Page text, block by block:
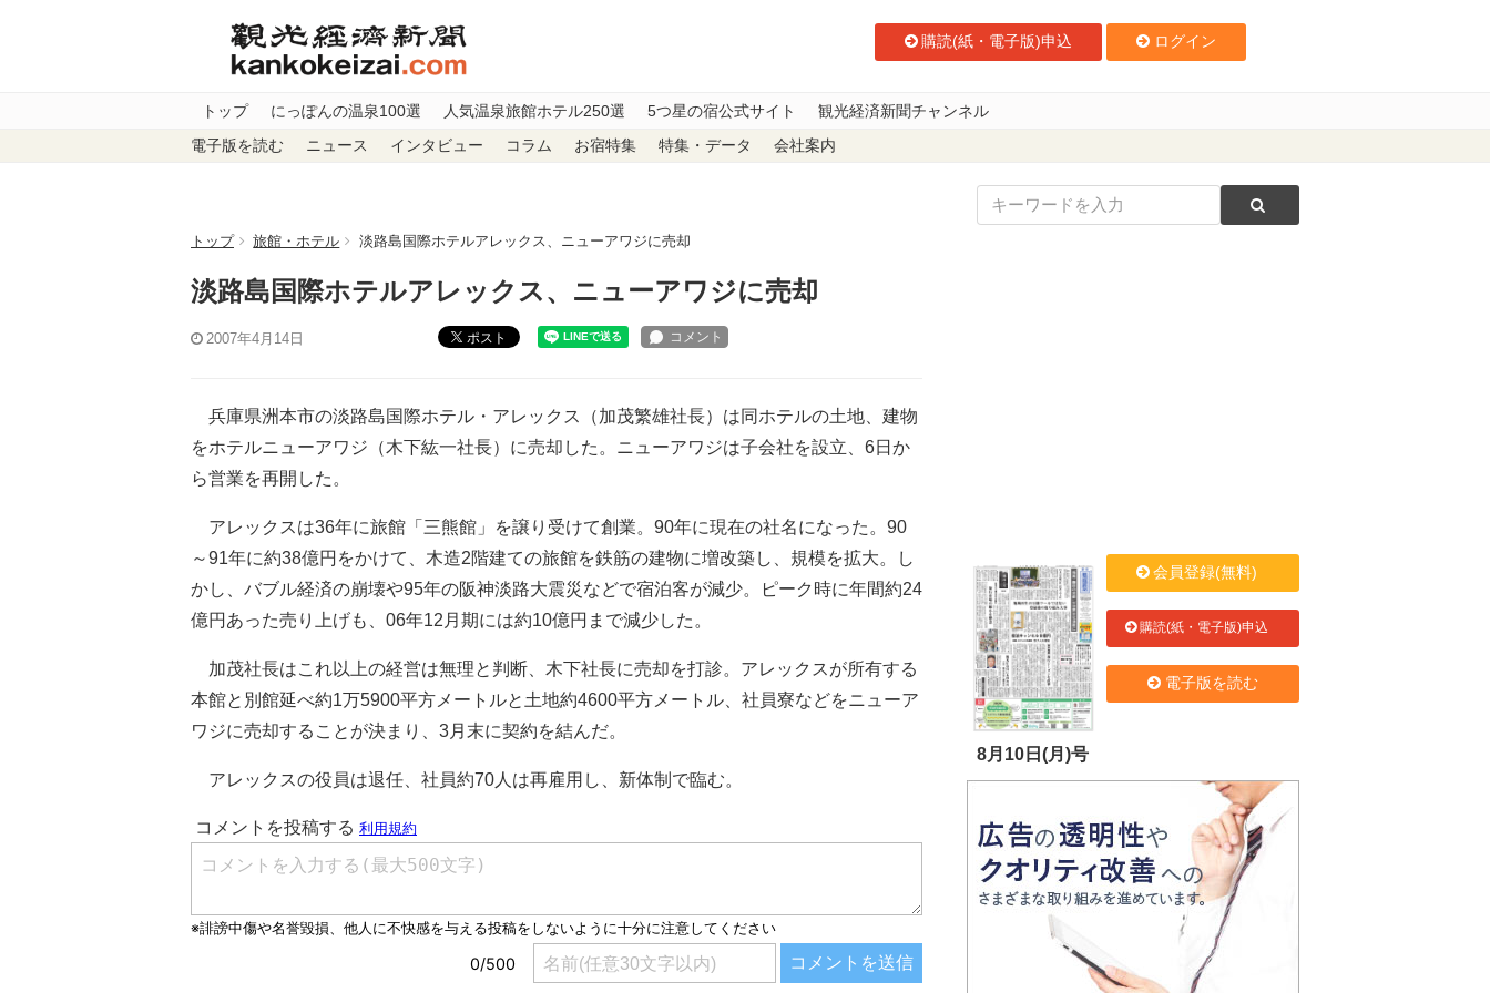
購読(紙・電子版)申込 ログイン
トップ にっぽんの温泉100選 人気温泉旅館ホテル250選 5つ星の宿公式サイト 観光経済新聞チャンネル
電子版を読む ニュース インタビュー コラム お宿特集 特集・データ 会社案内
トップ 旅館・ホテル 淡路島国際ホテルアレックス、ニューアワジに売却
淡路島国際ホテルアレックス、ニューアワジに売却
2007年4月14日 ポスト
兵庫県洲本市の淡路島国際ホテル・アレックス（加茂繁雄社長）は同ホテルの土地、建物
をホテルニューアワジ（木下紘一社長）に売却した。ニューアワジは子会社を設立、6日か
ら営業を再開した。
アレックスは36年に旅館「三熊館」を譲り受けて創業。90年に現在の社名になった。90
～91年に約38億円をかけて、木造2階建ての旅館を鉄筋の建物に増改築し、規模を拡大。し
かし、バブル経済の崩壊や95年の阪神淡路大震災などで宿泊客が減少。ピーク時に年間約24
億円あった売り上げも、06年12月期には約10億円まで減少した。
加茂社長はこれ以上の経営は無理と判断、木下社長に売却を打診。アレックスが所有する
本館と別館延べ約1万5900平方メートルと土地約4600平方メートル、社員寮などをニューア
ワジに売却することが決まり、3月末に契約を結んだ。
アレックスの役員は退任、社員約70人は再雇用し、新体制で臨む。
8月10日(月)号
会員登録(無料)
購読(紙・電子版)申込
電子版を読む